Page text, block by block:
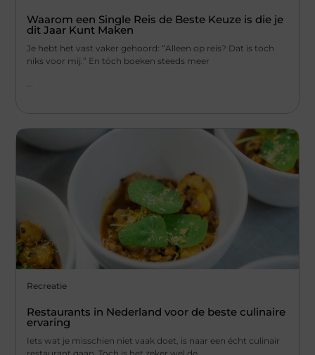
Waarom een Single Reis de Beste Keuze is die je
dit Jaar Kunt Maken
Je hebt het vast vaker gehoord: “Alleen op reis? Dat is toch
niks voor mij.” En tóch boeken steeds meer
...
Recreatie
Restaurants in Nederland voor de beste culinaire
ervaring
Iets wat je misschien niet vaak doet, is naar een écht culinair